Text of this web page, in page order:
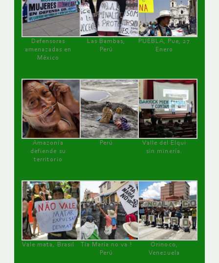
Defensoras
amenazadas en
México
Las Bambas,
Perú
PUEBLA, Pue, 27
Enero
Amazonía
defiende su
territorio
Perú
Valle del Elqui
sin minería.
Vale mata, Brasil
Tía María no va !
Perú
Orinoco,
Venezuela